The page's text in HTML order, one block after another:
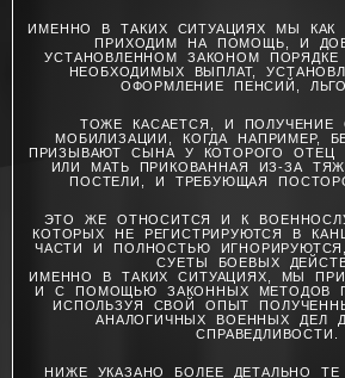
ИМЕННО В ТАКИХ СИТУАЦИЯХ МЫ КАК
ПРИХОДИМ НА ПОМОЩЬ, И
УСТАНОВЛЕННОМ ЗАКОНОМ ПОРЯДКЕ
НЕОБХОДИМЫХ ВЫПЛАТ,
ОФОРМЛЕНИЕ ПЕНСИЙ,
ТОЖЕ КАСАЕТСЯ, И ПОЛУЧЕНИЕ
МОБИЛИЗАЦИИ, КОГДА НАПРИМЕР,
ПРИЗЫВАЮТ СЫНА У КОТОРОГО ОТЕЦ
ИЛИ МАТЬ ПРИКОВАННАЯ ИЗ-ЗА
ПОСТЕЛИ, И ТРЕБУЮЩАЯ
ЭТО ЖЕ ОТНОСИТСЯ И К
КОТОРЫХ НЕ РЕГИСТРИРУЮТСЯ В
ЧАСТИ И ПОЛНОСТЬЮ
СУЕТЫ БОЕВЫХ
ИМЕННО В ТАКИХ СИТУАЦИЯХ, МЫ
И С ПОМОЩЬЮ ЗАКОННЫХ МЕТОДОВ
ИСПОЛЬЗУЯ СВОЙ ОПЫТ
АНАЛОГИЧНЫХ ВОЕННЫХ ДЕЛ
СПРАВЕДЛИВОСТИ.
НИЖЕ УКАЗАНО БОЛЕЕ ДЕТАЛЬНО ТЕ